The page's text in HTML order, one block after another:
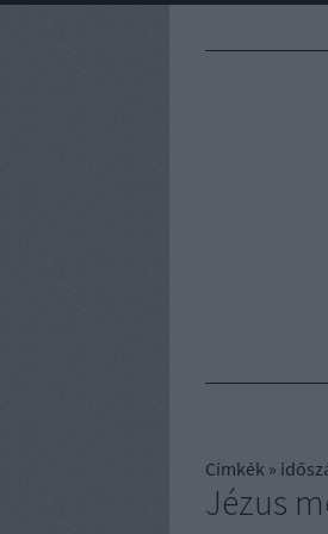
Címkék »
Jézus